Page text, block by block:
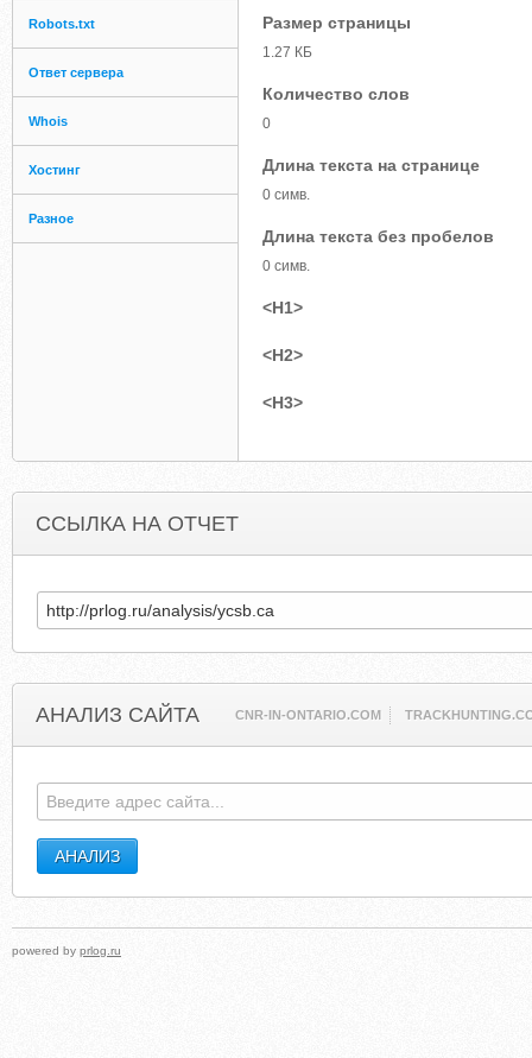
Robots.txt
Ответ сервера
Whois
Хостинг
Разное
Размер страницы
1.27 КБ
Количество слов
0
Длина текста на странице
0 симв.
Длина текста без пробелов
0 симв.
<H1>
<H2>
<H3>
ССЫЛКА НА ОТЧЕТ
АНАЛИЗ САЙТА CNR-IN-ONTARIO.COM
powered by prlog.ru